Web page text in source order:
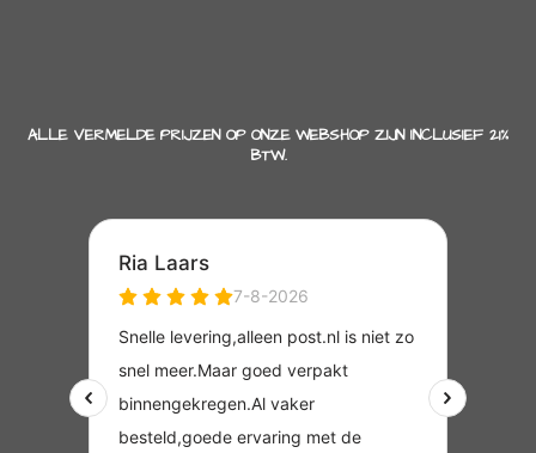
ALLE VERMELDE PRIJZEN OP ONZE WEBSHOP ZIJN INCLUSIEF 21%
BTW.